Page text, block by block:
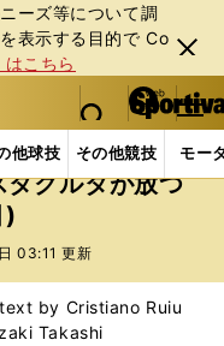
ーズ等について調
表⽰する⽬的で Co
はこちら
閉じ
る
web Sportiva (webスポルティーバ)
検索
マイペ
ー
ジ
メニュ
他球技 その他競技 モー
カー 海外サッカー
クルタが放つ
)
03:11 更新
text by Cristiano Ruiu
Takashi